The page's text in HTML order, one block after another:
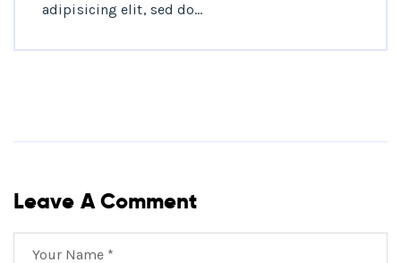
adipisicing elit, sed do…
Leave A Comment